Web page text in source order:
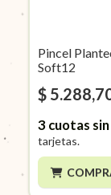
Pincel
Soft12
$
3cuotas
tarjetas.